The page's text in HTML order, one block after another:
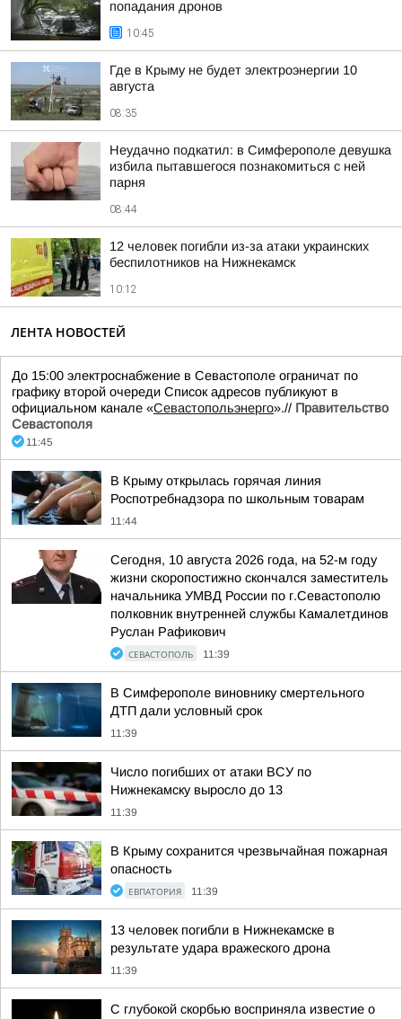
попадания дронов
10:45
Где в Крыму не будет электроэнергии 10
августа
08:35
Неудачно подкатил: в Симферополе девушка
избила пытавшегося познакомиться с ней
парня
08:44
12 человек погибли из-за атаки украинских
беспилотников на Нижнекамск
10:12
ЛЕНТА НОВОСТЕЙ
До 15:00 электроснабжение в Севастополе ограничат по
графику второй очереди Список адресов публикуют в
официальном канале «Севастопольэнерго».// Правительство
Севастополя
11:45
В Крыму открылась горячая линия
Роспотребнадзора по школьным товарам
11:44
Сегодня, 10 августа 2026 года, на 52-м году
жизни скоропостижно скончался заместитель
начальника УМВД России по г.Севастополю
полковник внутренней службы Камалетдинов
Руслан Рафикович
СЕВАСТОПОЛЬ 11:39
В Симферополе виновнику смертельного
ДТП дали условный срок
11:39
Число погибших от атаки ВСУ по
Нижнекамску выросло до 13
11:39
В Крыму сохранится чрезвычайная пожарная
опасность
ЕВПАТОРИЯ 11:39
13 человек погибли в Нижнекамске в
результате удара вражеского дрона
11:39
С глубокой скорбью восприняла известие о